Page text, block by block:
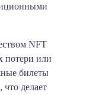
NFT
потери или
билеты
делает